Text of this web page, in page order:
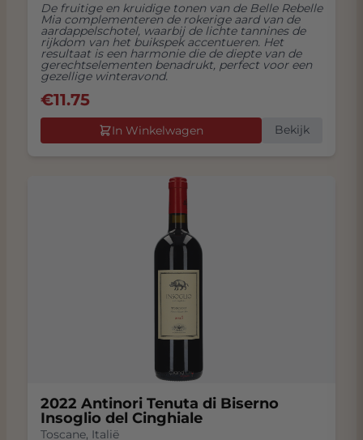
De fruitige en kruidige tonen van de Belle Rebelle
Mia complementeren de rokerige aard van de
aardappelschotel, waarbij de lichte tannines de
rijkdom van het buikspek accentueren. Het
resultaat is een harmonie die de diepte van de
gerechtselementen benadrukt, perfect voor een
gezellige winteravond.
€11.75
In Winkelwagen Bekijk
2022 Antinori Tenuta di Biserno
Insoglio del Cinghiale
Toscane, Italië